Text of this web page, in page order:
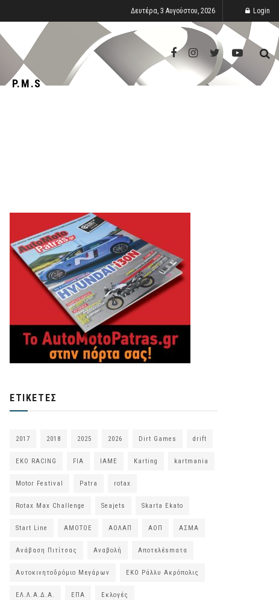
Δευτέρα, 3 Αυγούστου, 2026 Login
P.M.S
ΕΤΙΚΈΤΕΣ
2017 2018 2025 2026 Dirt Games drift
EKO RACING FIA IAME Karting kartmania
Motor Festival Patra rotax
Rotax Max Challenge Seajets Skarta Ekato
Start Line ΑΜΟΤΟΕ ΑΟΛΑΠ ΑΟΠ ΑΣΜΑ
Ανάβαση Πιτίτσας Αναβολή Αποτελέsmατα
Αυτοκινητοδρόμιο Μεγάρων ΕΚΟ Ράλλυ Ακρόπολις
ΕΛ.Λ.Α.Δ.Α. ΕΠΑ Εκλογές